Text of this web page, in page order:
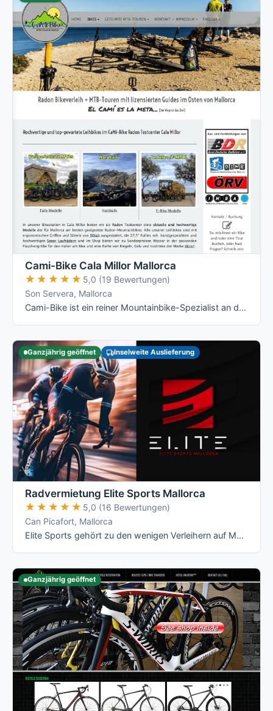
Cami-Bike Cala Millor Mallorca
★★★★★
★★★★★ 5,0 (19 Bewertungen)
Son Servera, Mallorca
Cami-Bike ist ein reiner Mountainbike-Spezialist an der Ostküste: Hardtail, Fully und die jeweiligen E-Varianten von Merida, dazu geführte …
Ganzjährig geöffnet Inselweite Auslieferung
Radvermietung Elite Sports Mallorca
★★★★★
★★★★★ 5,0 (16 Bewertungen)
Can Picafort, Mallorca
Elite Sports gehört zu den wenigen Verleihern auf Mallorca mit echten All-Inclusive-Preisen: Versicherung, Radanpassung, Zubehör und …
Ganzjährig geöffnet